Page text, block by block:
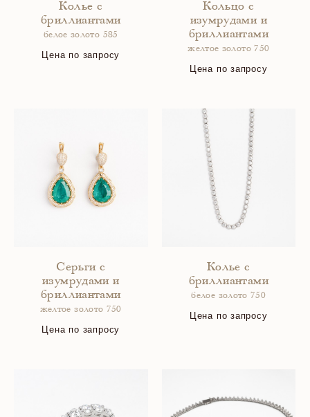
Колье с
бриллиантами
белое золото 585
Цена по запросу
Кольцо с
изумрудами и
бриллиантами
желтое золото 750
Цена по запросу
Серьги с
изумрудами и
бриллиантами
желтое золото 750
Цена по запросу
Колье с
бриллиантами
белое золото 750
Цена по запросу